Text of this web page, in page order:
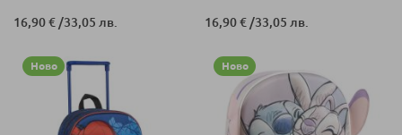
16,90 € /33,05 лв. 16,90 € /33,05 лв.
Ново Ново